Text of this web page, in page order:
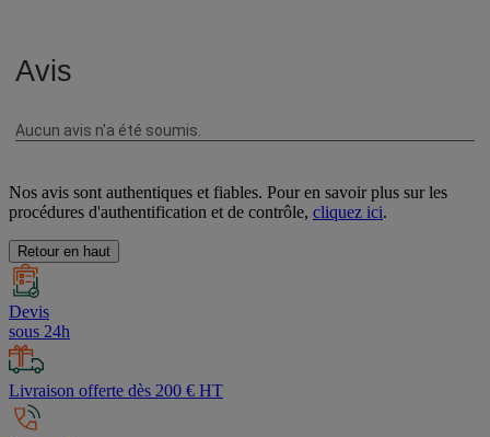
Nos avis sont authentiques et fiables. Pour en savoir plus sur les
procédures d'authentification et de contrôle, cliquez ici.
Retour en haut
Devis
sous 24h
Livraison offerte dès 200 € HT